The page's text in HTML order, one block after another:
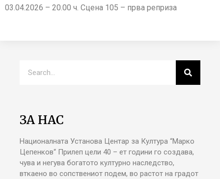
03.04.2026 – 20.00 ч. Сцена 105 – прва реприза
ЗА НАС
Националната Установа Центар за Култура “Марко
Цепенков“ Прилеп цели 40 – ет години го создава,
чува и негува богатото културно наследство,
вткаено во сопствениот подем, во растот на градот